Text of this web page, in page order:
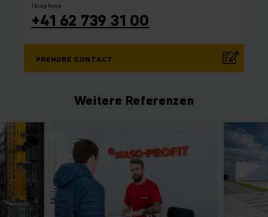
Téléphone
+41 62 739 31 00
PRENDRE CONTACT
Weitere Referenzen